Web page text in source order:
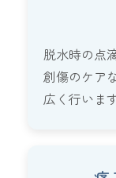
脱水時の点
創傷のケア
広く行います